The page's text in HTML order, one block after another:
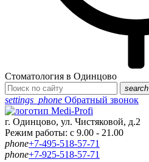
Стоматология в Одинцово
search
settings_phone Обратный звонок
г. Одинцово, ул. Чистяковой, д.2
Режим работы: с 9.00 - 21.00
phone+7-495-518-57-71
phone+7-925-518-57-71